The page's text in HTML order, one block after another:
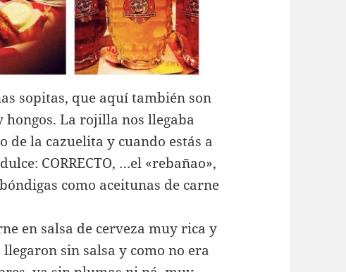
sopitas, que aquí también son
hongos. La rojilla nos llegaba
de la cazuelita y cuando estás a
CORRECTO, …el «rebañao»,
como aceitunas de carne
en salsa de cerveza muy rica y
sin salsa y como no era